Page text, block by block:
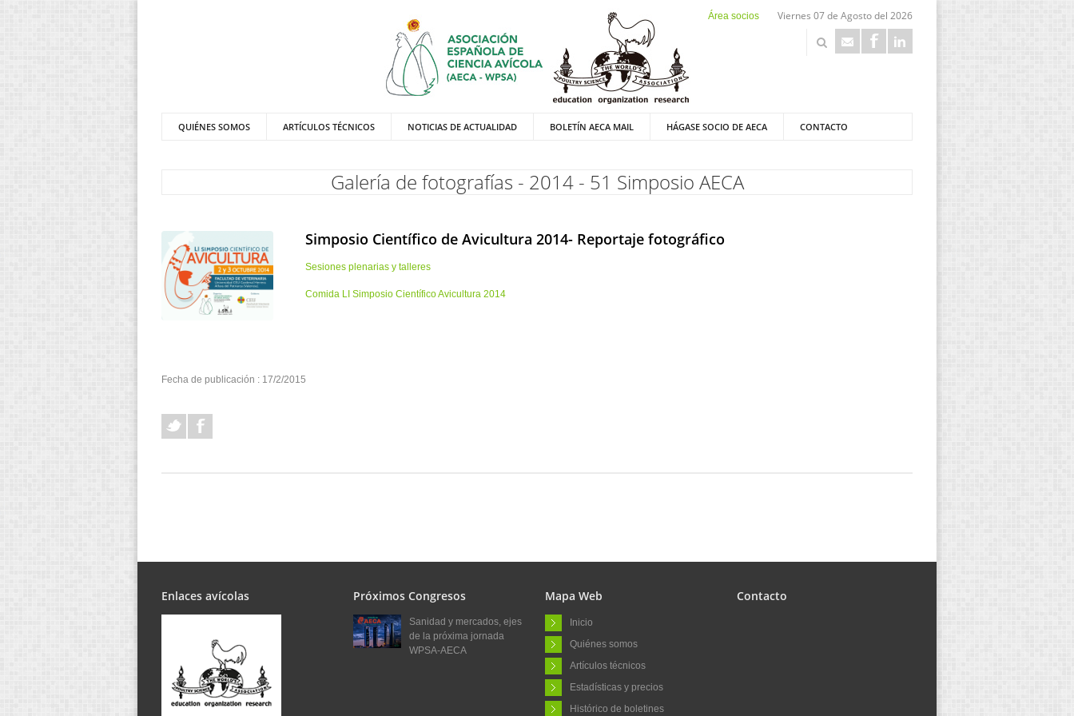
Área socios Viernes 07 de Agosto del 2026
QUIÉNES SOMOS ARTÍCULOS TÉCNICOS NOTICIAS DE ACTUALIDAD BOLETÍN AECA MAIL HÁGASE SOCIO DE AECA CONTACTO
Galería de fotografías - 2014 - 51 Simposio AECA
Simposio Científico de Avicultura 2014- Reportaje fotográfico
Sesiones plenarias y talleres
Comida LI Simposio Científico Avicultura 2014
Fecha de publicación : 17/2/2015
Enlaces avícolas Próximos Congresos
Sanidad y mercados, ejes
de la próxima jornada
WPSA-AECA
Mapa Web
Inicio
Quiénes somos
Artículos técnicos
Estadísticas y precios
Histórico de boletines
Contacto